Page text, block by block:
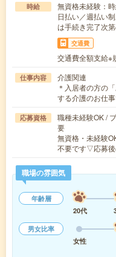
時給
無資格未経験：
日払い／週払い
は手続き完了次
交通費
交通費全額支給※
仕事内容
介護関連
＊入居者の方の
する介護のお仕
応募資格
職種未経験OK /
要
無資格・未経験
不要です▽応募
職場の雰囲気
年齢層
20代
男女比率
女性